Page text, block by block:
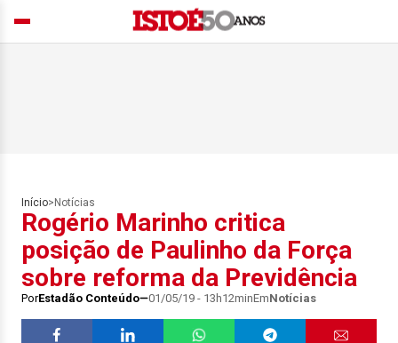
Início> Notícias
Rogério Marinho critica
posição de Paulinho da Força
sobre reforma da Previdência
PorEstadão Conteúdo 01/05/19 - 13h12minEmNotícias